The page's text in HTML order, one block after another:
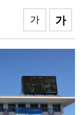
전남사회서비스원, 보건복지부 경영평가 ‘4년 연속 A등... 가
가